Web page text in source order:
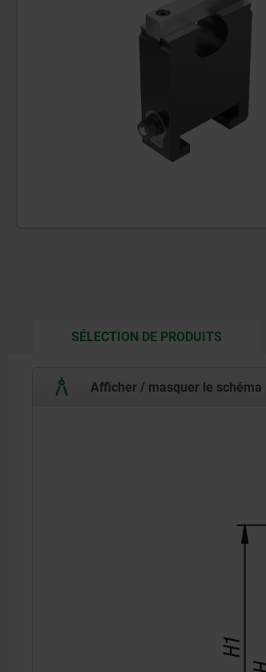
SÉLECTION DE PRODUITSCURRENT
Afficher / masquer le schéma